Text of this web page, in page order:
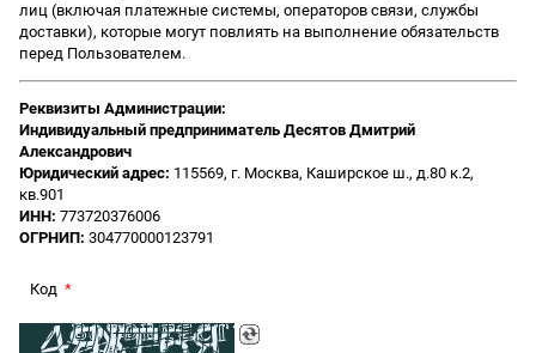
лиц (включая платежные системы, операторов связи, службы
доставки), которые могут повлиять на выполнение обязательств
перед Пользователем.
Реквизиты Администрации:
Индивидуальный предприниматель Десятов Дмитрий
Александрович
Юридический адрес: 115569, г. Москва, Каширское ш., д.80 к.2,
кв.901
ИНН: 773720376006
ОГРНИП: 304770000123791
Код